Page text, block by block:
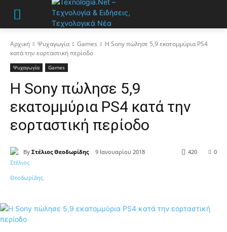
Αρχική Ψυχαγωγία Games
Η Sony πώλησε 5,9 εκατομμύρια PS4
κατά την εορταστική περίοδο
Ψυχαγωγία Games
Η Sony πώλησε 5,9
εκατομμύρια PS4 κατά την
εορταστική περίοδο
By Στέλιος Θεοδωρίδης 9 Ιανουαρίου 2018 0
420